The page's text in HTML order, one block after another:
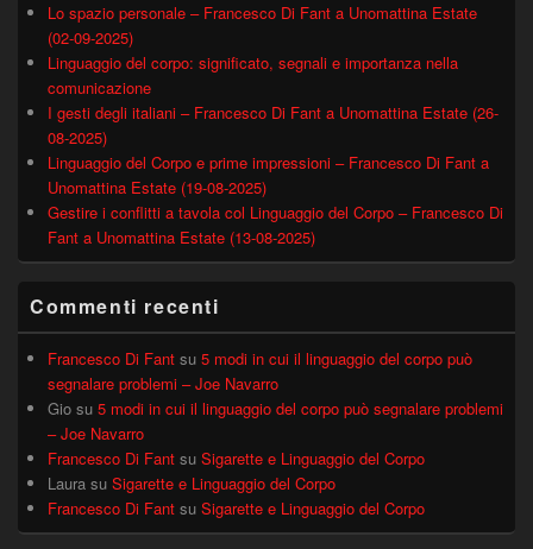
Lo spazio personale – Francesco Di Fant a Unomattina Estate
(02-09-2025)
Linguaggio del corpo: significato, segnali e importanza nella
comunicazione
I gesti degli italiani – Francesco Di Fant a Unomattina Estate (26-
08-2025)
Linguaggio del Corpo e prime impressioni – Francesco Di Fant a
Unomattina Estate (19-08-2025)
Gestire i conflitti a tavola col Linguaggio del Corpo – Francesco Di
Fant a Unomattina Estate (13-08-2025)
Commenti recenti
Francesco Di Fant su 5 modi in cui il linguaggio del corpo può
segnalare problemi – Joe Navarro
Gio su 5 modi in cui il linguaggio del corpo può segnalare problemi
– Joe Navarro
Francesco Di Fant su Sigarette e Linguaggio del Corpo
Laura su Sigarette e Linguaggio del Corpo
Francesco Di Fant su Sigarette e Linguaggio del Corpo